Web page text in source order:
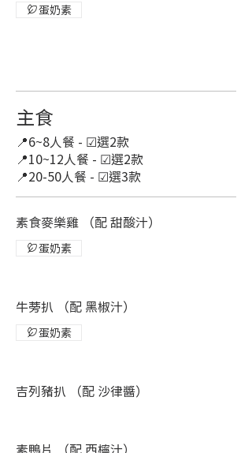
蛋奶素
主食
📍6~8人餐 - ☑選2款
📍10~12人餐 - ☑選2款
📍20-50人餐 - ☑選3款
素食麥樂雞 （配 甜酸汁）
蛋奶素
牛蒡扒 （配 黑椒汁）
蛋奶素
吉列豬扒 （配 沙律醬）
素鴨片 （配 西檸汁）